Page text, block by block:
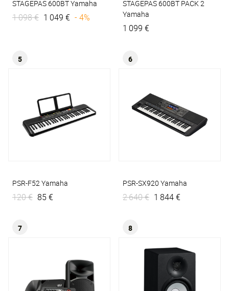
STAGEPAS 600BTYamaha
1 098 € 1 049 € - 4%
STAGEPAS 600BT PACK 2
Yamaha
1 099 €
5
PSR-F52Yamaha
120 € 85 €
6
PSR-SX920 Yamaha
2 640 € 1 844 €
7 8